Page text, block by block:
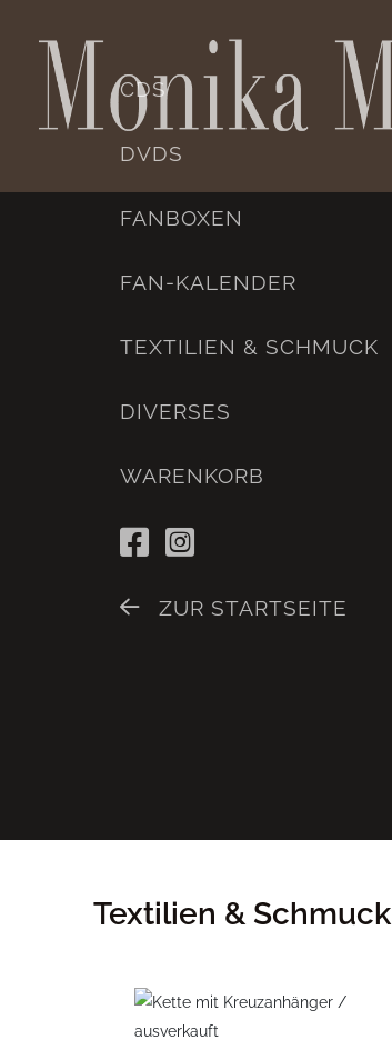
CDS
DVDS
FANBOXEN
FAN-KALENDER
TEXTILIEN & SCHMUCK
DIVERSES
WARENKORB
ZUR STARTSEITE
Textilien & Schmuck